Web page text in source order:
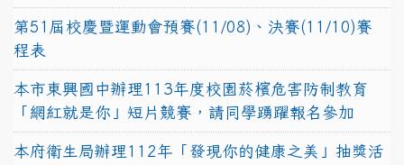
第51屆校慶暨運動會預賽(11/08)、決賽(11/10)賽
程表
本市東興國中辦理113年度校園菸檳危害防制教育
「網紅就是你」短片競賽，請同學踴躍報名參加
本府衛生局辦理112年「發現你的健康之美」抽獎活